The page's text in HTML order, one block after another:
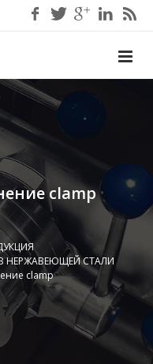
clamp
НЕРЖАВЕЮЩЕЙ СТАЛИ
clamp